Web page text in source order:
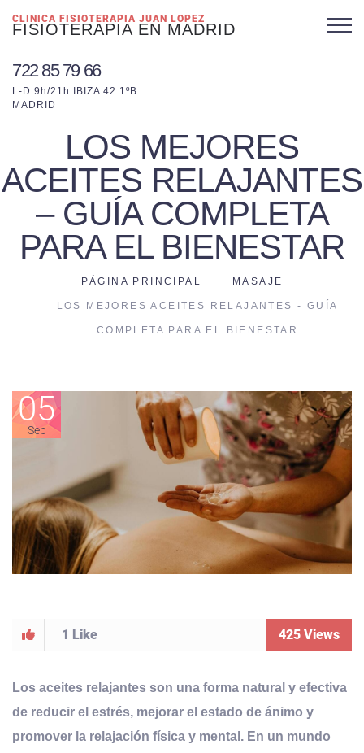
CLINICA FISIOTERAPIA JUAN LOPEZ
FISIOTERAPIA EN MADRID
722 85 79 66
L-D 9h/21h IBIZA 42 1ºB
MADRID
LOS MEJORES
ACEITES RELAJANTES
– GUÍA COMPLETA
PARA EL BIENESTAR
PÁGINA PRINCIPAL MASAJE
LOS MEJORES ACEITES RELAJANTES - GUÍA
COMPLETA PARA EL BIENESTAR
05
Sep
1 Like 425 Views
Los aceites relajantes son una forma natural y efectiva
de reducir el estrés, mejorar el estado de ánimo y
promover la relajación física y mental. En un mundo